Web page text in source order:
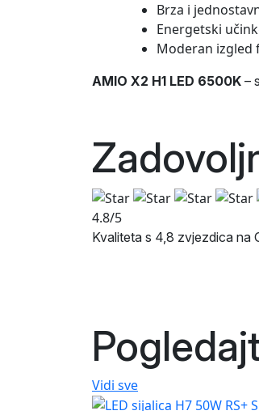
Brza i
Energetski
Moderan izgled
AMIO X2 H1 LED 6500K –
4.8/5
Kvaliteta s 4,8 zvjezdica na
Vidi sve